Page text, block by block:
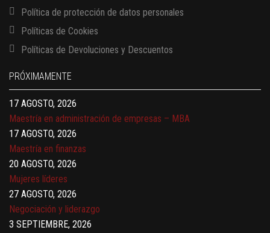
Política de protección de datos personales
Políticas de Cookies
Políticas de Devoluciones y Descuentos
PRÓXIMAMENTE
13 AGOSTO, 2026
17 AGOSTO, 2026
Gerencia de empresas familiares
17 AGOSTO, 2026
Maestría en administración de empresas – MBA
17 AGOSTO, 2026
Maestría en finanzas
20 AGOSTO, 2026
Mujeres líderes
27 AGOSTO, 2026
Negociación y liderazgo
3 SEPTIEMBRE, 2026